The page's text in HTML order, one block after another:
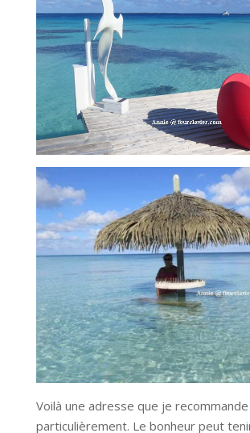
Voilà une adresse que je recommande
particulièrement. Le bonheur peut